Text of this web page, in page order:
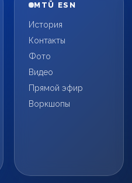
MTÜ ESN
История
Контакты
Фото
Видео
Прямой эфир
Воркшопы